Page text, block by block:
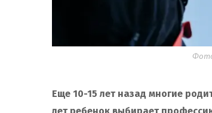
Еще 10-15 лет назад многие